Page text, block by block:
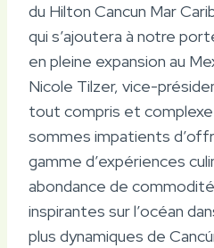
du Hilton Cancun Mar
qui s’ajoutera à notre
en pleine expansion au
Nicole Tilzer, vice-
tout compris et
sommes impatients
gamme d’expériences
abondance de
inspirantes sur l’océan
plus dynamiques de